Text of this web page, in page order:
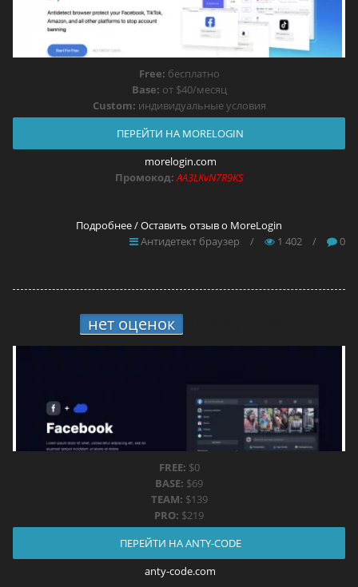
Free: бесплатно
Base: от $40/месяц
Custom: индивидуальные условия
ПЕРЕЙТИ НА MORELOGIN
morelogin.com
Промокод:AA3LKvN7R9KS
Подробнее / Оставить отзыв о MoreLogin
Антидетект браузер
/ 1 402 / 0
нет оценок
FREE: $0
BASE: $69
TEAM: $139
PRO: $219
ПЕРЕЙТИ НА ANTY-CODE
anty-code.com